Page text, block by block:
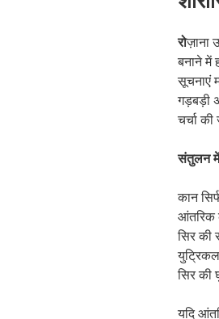
रोज़ाना
बनाने में
सूचनाएं
गड़बड़ी
चर्चा की
संतुलन में
कान
आंतरिक
सिर की
सिर की
यदि